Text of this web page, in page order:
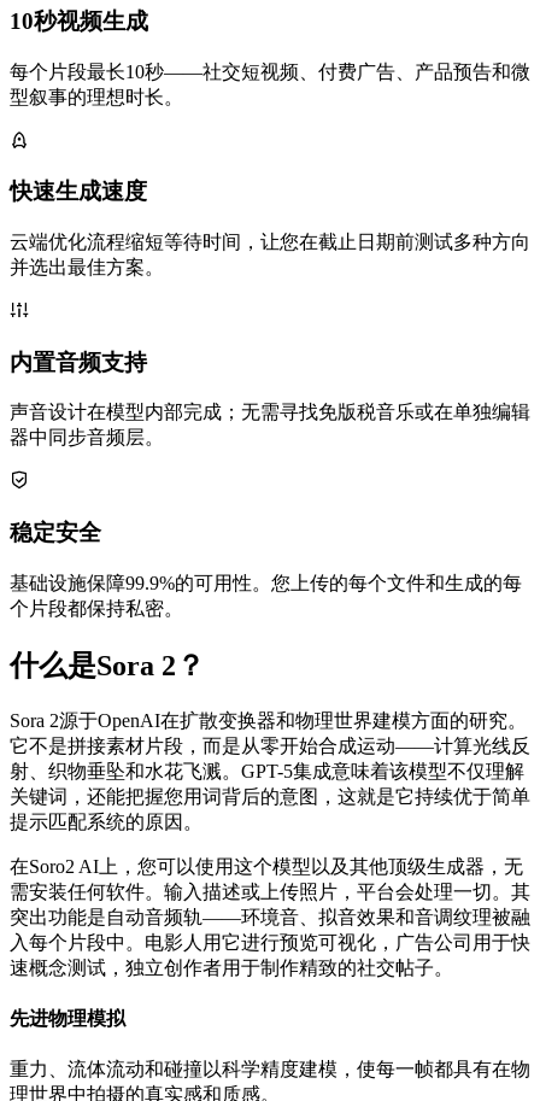
10秒视频生成
每个片段最长10秒——社交短视频、付费广告、产品预告和微
型叙事的理想时长。
快速生成速度
云端优化流程缩短等待时间，让您在截止日期前测试多种方向
并选出最佳方案。
内置音频支持
声音设计在模型内部完成；无需寻找免版税音乐或在单独编辑
器中同步音频层。
稳定安全
基础设施保障99.9%的可用性。您上传的每个文件和生成的每
个片段都保持私密。
什么是Sora 2？
Sora 2源于OpenAI在扩散变换器和物理世界建模方面的研究。
它不是拼接素材片段，而是从零开始合成运动——计算光线反
射、织物垂坠和水花飞溅。GPT-5集成意味着该模型不仅理解
关键词，还能把握您用词背后的意图，这就是它持续优于简单
提示匹配系统的原因。
在Soro2 AI上，您可以使用这个模型以及其他顶级生成器，无
需安装任何软件。输入描述或上传照片，平台会处理一切。其
突出功能是自动音频轨——环境音、拟音效果和音调纹理被融
入每个片段中。电影人用它进行预览可视化，广告公司用于快
速概念测试，独立创作者用于制作精致的社交帖子。
先进物理模拟
重力、流体流动和碰撞以科学精度建模，使每一帧都具有在物
理世界中拍摄的真实感和质感。